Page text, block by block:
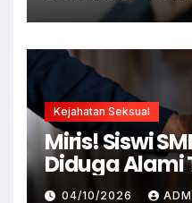
Kejahatan Seksual
Miris! Siswi
Diduga Alami
Senonoh Di
04/10/2026